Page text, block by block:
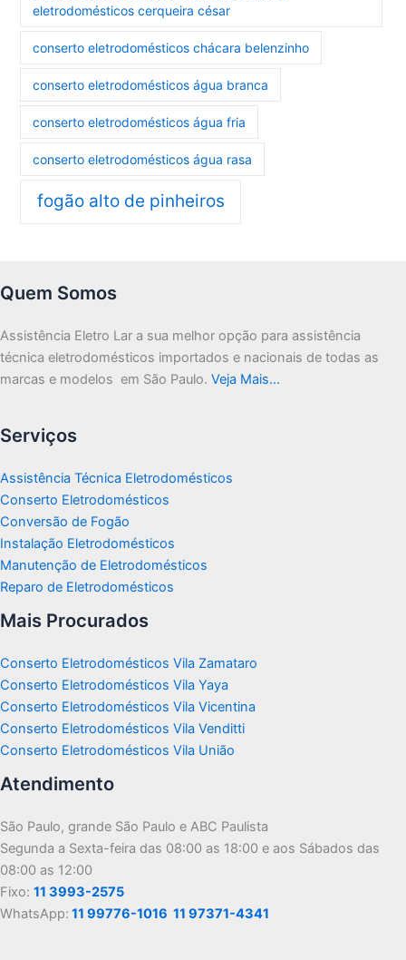
eletrodomésticos cerqueira césar
conserto eletrodomésticos chácara belenzinho
conserto eletrodomésticos água branca
conserto eletrodomésticos água fria
conserto eletrodomésticos água rasa
fogão alto de pinheiros
Quem Somos
Assistência Eletro Lar a sua melhor opção para assistência
técnica eletrodomésticos importados e nacionais de todas as
marcas e modelos em São Paulo. Veja Mais…
Serviços
Assistência Técnica Eletrodomésticos
Conserto Eletrodomésticos
Conversão de Fogão
Instalação Eletrodomésticos
Manutenção de Eletrodomésticos
Reparo de Eletrodomésticos
Mais Procurados
Conserto Eletrodomésticos Vila Zamataro
Conserto Eletrodomésticos Vila Yaya
Conserto Eletrodomésticos Vila Vicentina
Conserto Eletrodomésticos Vila Venditti
Conserto Eletrodomésticos Vila União
Atendimento
São Paulo, grande São Paulo e ABC Paulista
Segunda a Sexta-feira das 08:00 as 18:00 e aos Sábados das
08:00 as 12:00
Fixo: 11 3993-2575
WhatsApp: 11 99776-1016 11 97371-4341